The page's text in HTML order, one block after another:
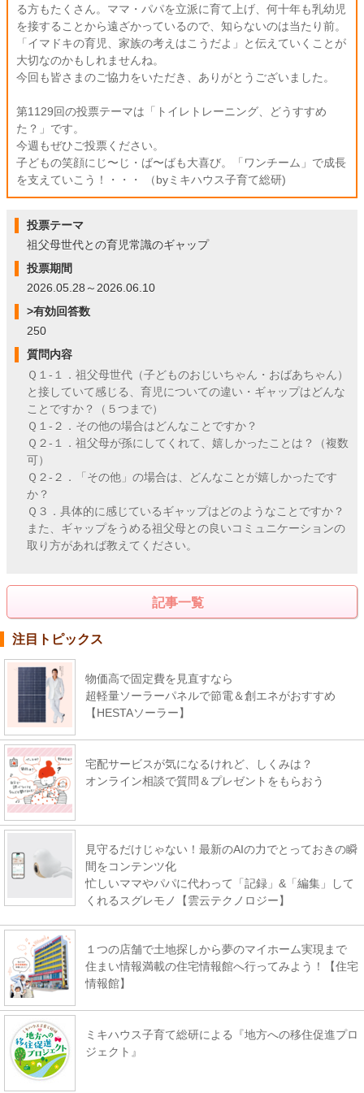
る方もたくさん。ママ・パパを立派に育て上げ、何十年も乳幼児
を接することから遠ざかっているので、知らないのは当たり前。
「イマドキの育児、家族の考えはこうだよ」と伝えていくことが
大切なのかもしれませんね。
今回も皆さまのご協力をいただき、ありがとうございました。
第1129回の投票テーマは「トイレトレーニング、どうすすめ
た？」です。
今週もぜひご投票ください。
子どもの笑顔にじ〜じ・ば〜ばも大喜び。「ワンチーム」で成長
を支えていこう！・・・ （byミキハウス子育て総研)
投票テーマ
祖父母世代との育児常識のギャップ
投票期間
2026.05.28～2026.06.10
>有効回答数
250
質問内容
Ｑ１-１．祖父母世代（子どものおじいちゃん・おばあちゃん）
と接していて感じる、育児についての違い・ギャップはどんな
ことですか？（５つまで）
Ｑ１-２．その他の場合はどんなことですか？
Ｑ２-１．祖父母が孫にしてくれて、嬉しかったことは？（複数
可）
Ｑ２-２．「その他」の場合は、どんなことが嬉しかったです
か？
Ｑ３．具体的に感じているギャップはどのようなことですか？
また、ギャップをうめる祖父母との良いコミュニケーションの
取り方があれば教えてください。
記事一覧
注目トピックス
物価高で固定費を見直すなら
超軽量ソーラーパネルで節電＆創エネがおすすめ
【HESTAソーラー】
宅配サービスが気になるけれど、しくみは？
オンライン相談で質問＆プレゼントをもらおう
見守るだけじゃない！最新のAIの力でとっておきの瞬
間をコンテンツ化
忙しいママやパパに代わって「記録」&「編集」して
くれるスグレモノ【雲云テクノロジー】
１つの店舗で土地探しから夢のマイホーム実現まで
住まい情報満載の住宅情報館へ行ってみよう！【住宅
情報館】
ミキハウス子育て総研による『地方への移住促進プロ
ジェクト』